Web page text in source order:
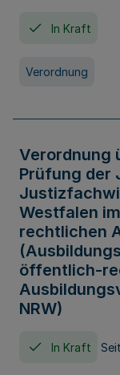
In Kraft
Verordnung
Verordnung
Prüfung der
Westfalen
rechtlichen
öffentlich-
NRW)
In Kraft